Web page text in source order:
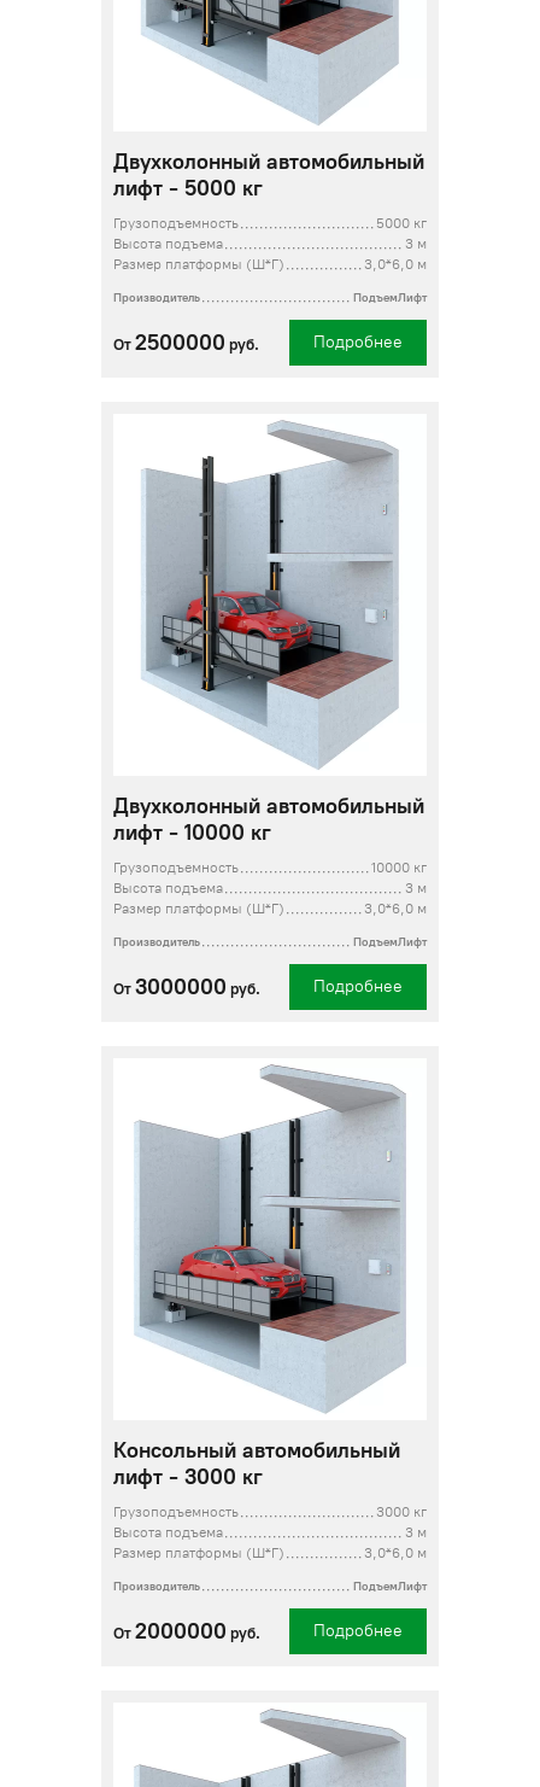
Двухколонный автомобильный
лифт - 5000 кг
Грузоподъемность
5000 кг
Высота подъема
3 м
Размер платформы (Ш*Г)
3,0*6,0 м
Производитель ПодъемЛифт
От 2500000 руб. Подробнее
Двухколонный автомобильный
лифт - 10000 кг
Грузоподъемность
10000 кг
Высота подъема
3 м
Размер платформы (Ш*Г)
3,0*6,0 м
Производитель ПодъемЛифт
От 3000000 руб. Подробнее
Консольный автомобильный
лифт - 3000 кг
Грузоподъемность
3000 кг
Высота подъема
3 м
Размер платформы (Ш*Г)
3,0*6,0 м
Производитель ПодъемЛифт
От 2000000 руб. Подробнее